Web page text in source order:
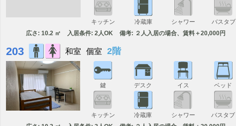
キッチン 冷蔵庫 シャワー バスタブ
広さ: 10.2 ㎡ 入居条件: 2人OK 備考: ２人入居の場合、賃料＋20,000円
203 和室 個室 2階
鍵 デスク イス ベッド
キッチン 冷蔵庫 シャワー バスタブ